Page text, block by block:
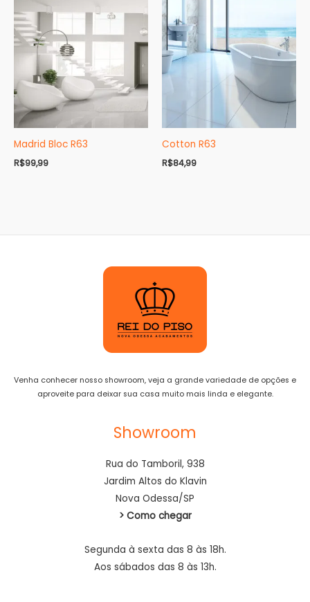
Madrid Bloc R63
R$99,99
Cotton R63
R$84,99
Venha conhecer nosso showroom, veja a grande variedade de opções e
aproveite para deixar sua casa muito mais linda e elegante.
Showroom
Rua do Tamboril, 938
Jardim Altos do Klavin
Nova Odessa/SP
> Como chegar
Segunda à sexta das 8 às 18h.
Aos sábados das 8 às 13h.